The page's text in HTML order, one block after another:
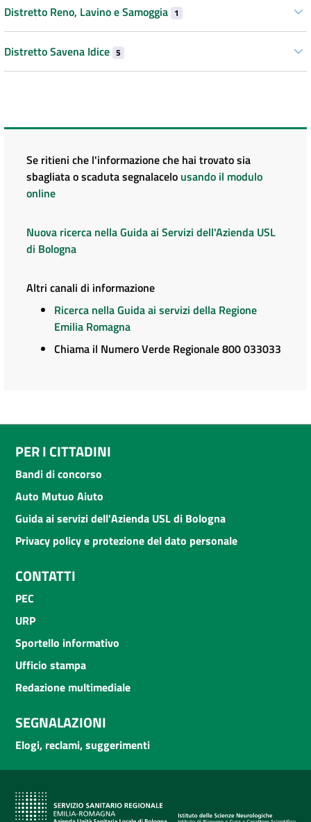
Distretto Reno, Lavino e Samoggia 1
Distretto Savena Idice 5
Se ritieni che l'informazione che hai trovato sia
sbagliata o scaduta segnalacelo usando il modulo
online
Nuova ricerca nella Guida ai Servizi dell'Azienda USL
di Bologna
Altri canali di informazione
Ricerca nella Guida ai servizi della Regione
Emilia Romagna
Chiama il Numero Verde Regionale 800 033033
PER I CITTADINI
Bandi di concorso
Auto Mutuo Aiuto
Guida ai servizi dell'Azienda USL di Bologna
Privacy policy e protezione del dato personale
CONTATTI
PEC
URP
Sportello informativo
Ufficio stampa
Redazione multimediale
SEGNALAZIONI
Elogi, reclami, suggerimenti